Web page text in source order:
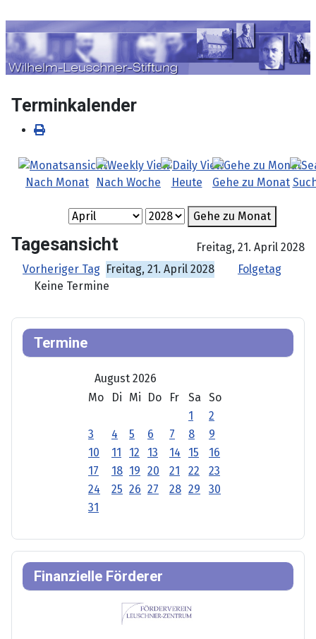
Terminkalender
Nach Monat Nach Woche Heute Gehe zu Monat
Gehe zu Monat
Tagesansicht
Freitag, 21. April 2028
Vorheriger Tag Freitag, 21. April 2028
Folgetag
Keine Termine
Termine
August 2026
Mo
Di Mi Do Fr Sa
So
1
2
3
4 5 6 7 8
9
10
11 12 13 14 15
16
17
18 19 20 21 22
23
24
25 26 27 28 29
30
31
Finanzielle Förderer